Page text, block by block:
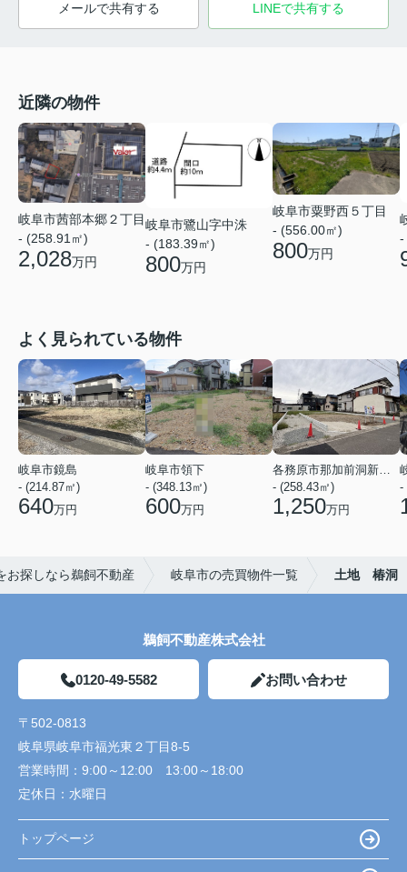
メールで共有する LINEで共有する
近隣の物件
岐阜市茜部本郷２丁目
- (258.91㎡)
2,028万円
岐阜市鷺山字中洙
- (183.39㎡)
800万円
岐阜市粟野西５丁目
- (556.00㎡)
800万円
-
よく見られている物件
岐阜市鏡島
- (214.87㎡)
640万円
岐阜市領下
- (348.13㎡)
600万円
- (258.43㎡)
1,250万円
-
お探しなら鵜飼不動産 岐阜市の売買物件一覧 土地 椿洞
鵜飼不動産株式会社
0120-49-5582 お問い合わせ
〒502-0813
岐阜県岐阜市福光東２丁目8-5
営業時間： 9:00～12:00 13:00～18:00
定休日： 水曜日
トップページ